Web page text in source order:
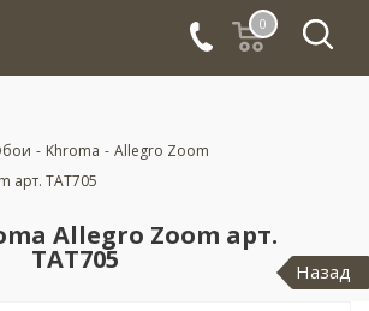
0
- Khroma - Allegro Zoom
арт. TAT705
Allegro Zoom арт.
TAT705 Назад